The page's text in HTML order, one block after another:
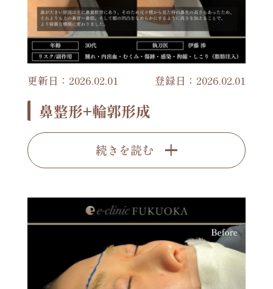
更新日：2026.02.01 登録日：2026.02.01
鼻整形+輪郭形成
続きを読む